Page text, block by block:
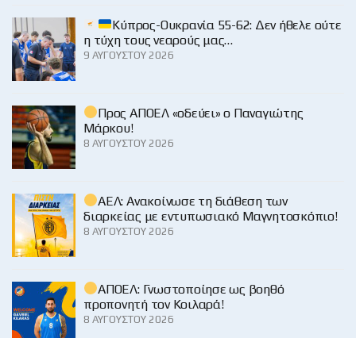
Κύπρος-Ουκρανία 55-62: Δεν ήθελε ούτε
η τύχη τους νεαρούς μας…
9 ΑΥΓΟΎΣΤΟΥ 2026
Προς ΑΠΟΕΛ «οδεύει» ο Παναγιώτης
Μάρκου!
8 ΑΥΓΟΎΣΤΟΥ 2026
ΑΕΛ: Ανακοίνωσε τη διάθεση των
διαρκείας με εντυπωσιακό Μαγνητοσκόπιο!
8 ΑΥΓΟΎΣΤΟΥ 2026
ΑΠΟΕΛ: Γνωστοποίησε ως βοηθό
προπονητή τον Κοιλαρά!
8 ΑΥΓΟΎΣΤΟΥ 2026